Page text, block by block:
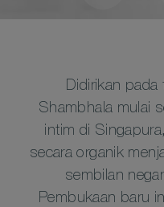
Didirikan
Shambhala mulai
intim di
secara organik
sembilan
Pembukaan baru